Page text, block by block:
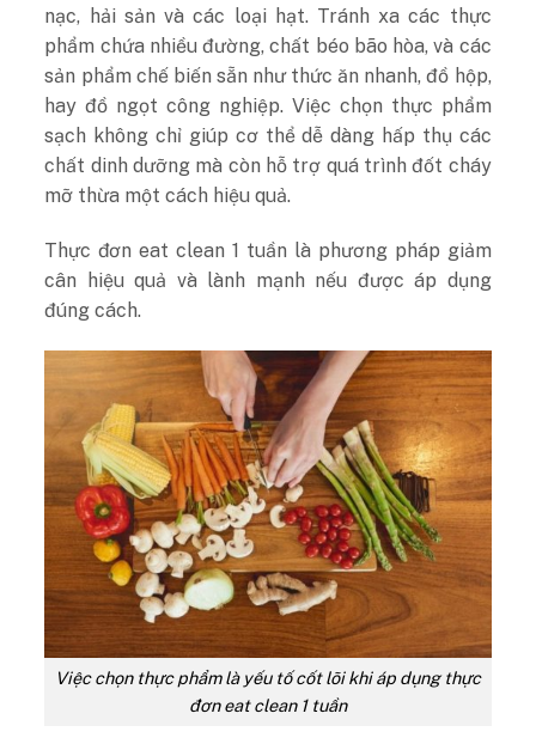
nạc, hải sản và các loại hạt. Tránh xa các thực
phẩm chứa nhiều đường, chất béo bão hòa, và các
sản phẩm chế biến sẵn như thức ăn nhanh, đồ hộp,
hay đồ ngọt công nghiệp. Việc chọn thực phẩm
sạch không chỉ giúp cơ thể dễ dàng hấp thụ các
chất dinh dưỡng mà còn hỗ trợ quá trình đốt cháy
mỡ thừa một cách hiệu quả.
Thực đơn eat clean 1 tuần là phương pháp giảm
cân hiệu quả và lành mạnh nếu được áp dụng
đúng cách.
Việc chọn thực phẩm là yếu tố cốt lõi khi áp dụng thực
đơn eat clean 1 tuần